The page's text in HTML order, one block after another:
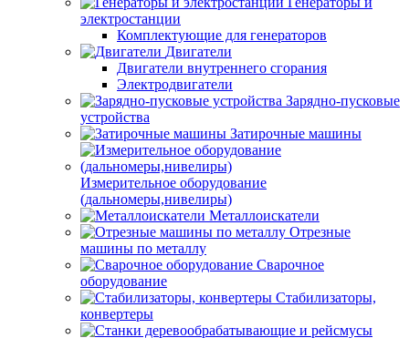
электростанции
Комплектующие для генераторов
Двигатели
Двигатели внутреннего сгорания
Электродвигатели
Зарядно-пусковые
устройства
Затирочные машины
Измерительное оборудование
(дальномеры,нивелиры)
Металлоискатели
Отрезные
машины по металлу
Сварочное
оборудование
Стабилизаторы,
конвертеры